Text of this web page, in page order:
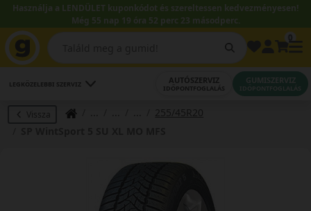
Használja a LENDÜLET kuponkódot és szereltessen kedvezményesen!
Még 55 nap 19 óra 52 perc 22 másodperc.
LEGKÖZELEBBI SZERVIZ AUTÓSZERVIZ
IDŐPONTFOGLALÁS
GUMISZERVIZ
IDŐPONTFOGLALÁS
Vissza
255/45R20